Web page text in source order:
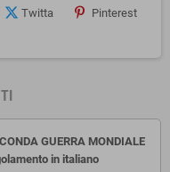
Twitta Pinterest
GUERRA MONDIALE
in italiano